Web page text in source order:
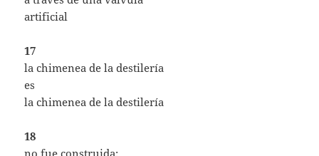
artificial
17
la chimenea de la destilería
es
la chimenea de la destilería
18
no fue construida: